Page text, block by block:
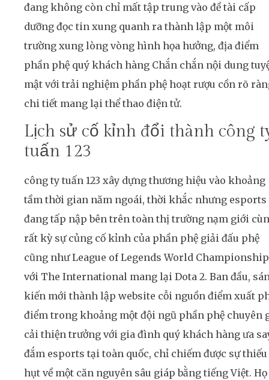
đang không còn chỉ mất tập trung vào đề tài cấp
dưỡng đọc tin xung quanh ra thành lập một môi
trường xung lòng vòng hình họa hưởng, địa điểm
phần phệ quý khách hàng Chắn chắn nội dung
mật với trải nghiệm phần phệ hoạt rượu cồn rõ
chi tiết mang lại thể thao điện tử.
Lịch sử cố kỉnh đổi thành công
tuấn 123
công ty tuấn 123 xây dựng thương hiệu vào khoảng
tầm thời gian năm ngoái, thời khắc nhưng esports
đang tấp nập bên trên toàn thị trường nạm giới
rất kỳ sự củng cố kỉnh của phần phệ giải đấu phệ
cũng như League of Legends World Championship
với The International mang lại Dota 2. Ban đầu,
kiến mới thành lập website cỗi nguồn điểm xuất
điểm trong khoảng một đội ngũ phần phệ chuyên
cải thiện trưởng với gia đình quý khách hàng ưa
đắm esports tại toàn quốc, chỉ chiếm được sự thiếu
hụt về một căn nguyên sâu giáp bằng tiếng Việt. Họ